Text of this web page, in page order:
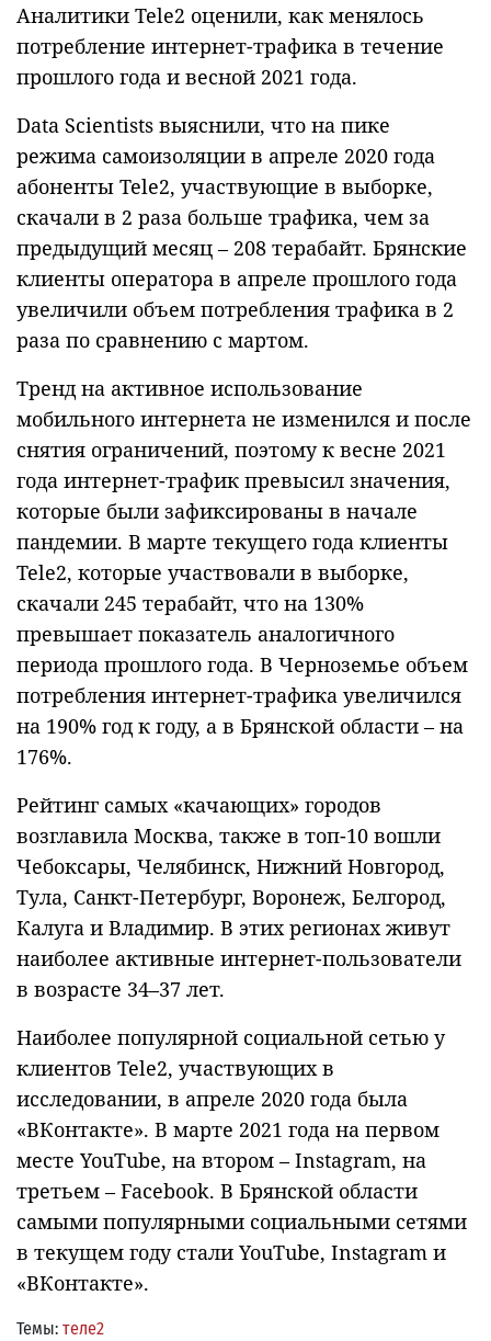
Аналитики Tele2 оценили, как менялось
потребление интернет-трафика в течение
прошлого года и весной 2021 года.
Data Scientists выяснили, что на пике
режима самоизоляции в апреле 2020 года
абоненты Tele2, участвующие в выборке,
скачали в 2 раза больше трафика, чем за
предыдущий месяц – 208 терабайт. Брянские
клиенты оператора в апреле прошлого года
увеличили объем потребления трафика в 2
раза по сравнению с мартом.
Тренд на активное использование
мобильного интернета не изменился и после
снятия ограничений, поэтому к весне 2021
года интернет-трафик превысил значения,
которые были зафиксированы в начале
пандемии. В марте текущего года клиенты
Tele2, которые участвовали в выборке,
скачали 245 терабайт, что на 130%
превышает показатель аналогичного
периода прошлого года. В Черноземье объем
потребления интернет-трафика увеличился
на 190% год к году, а в Брянской области – на
176%.
Рейтинг самых «качающих» городов
возглавила Москва, также в топ-10 вошли
Чебоксары, Челябинск, Нижний Новгород,
Тула, Санкт-Петербург, Воронеж, Белгород,
Калуга и Владимир. В этих регионах живут
наиболее активные интернет-пользователи
в возрасте 34–37 лет.
Наиболее популярной социальной сетью у
клиентов Tele2, участвующих в
исследовании, в апреле 2020 года была
«ВКонтакте». В марте 2021 года на первом
месте YouTube, на втором – Instagram, на
третьем – Facebook. В Брянской области
самыми популярными социальными сетями
в текущем году стали YouTube, Instagram и
«ВКонтакте».
Темы: теле2